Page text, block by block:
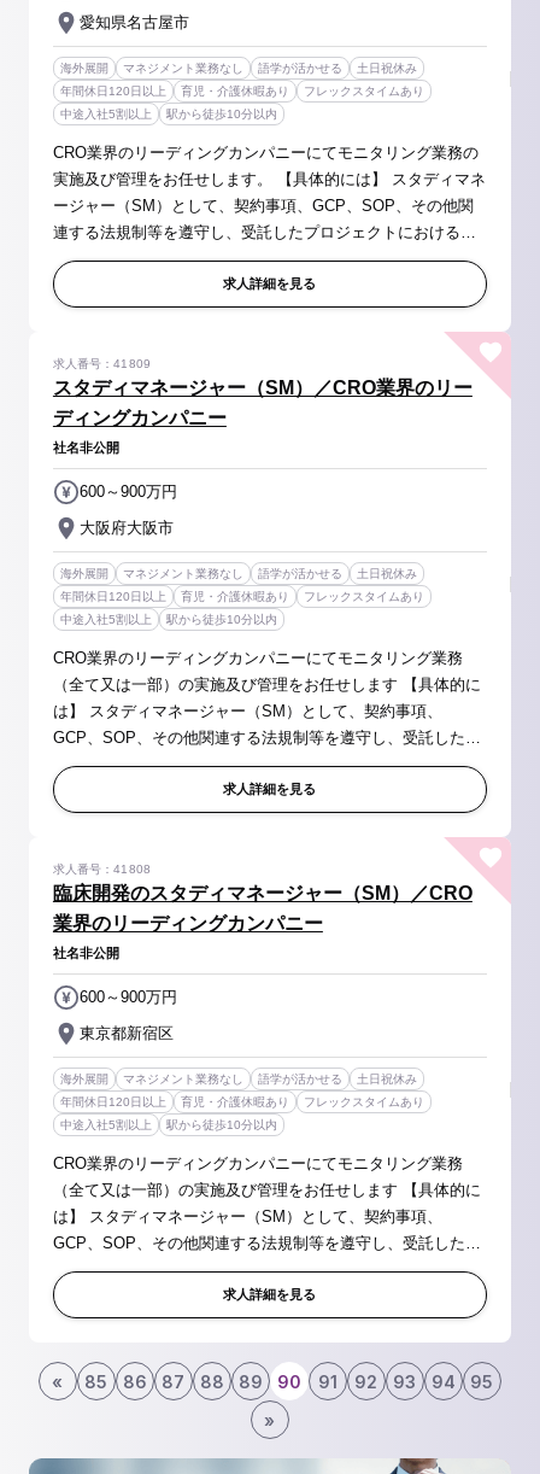
愛知県名古屋市
海外展開 マネジメント業務なし 語学が活かせる
土日祝休み
年間休日120日以上
育児・介護休暇あり
フレックスタイムあり
中途入社5割以上
駅から徒歩10分以内
CRO業界のリーディングカンパニーにてモニタリング業務の
実施及び管理をお任せします。 【具体的には】 スタディマネ
ージャー（SM）として、契約事項、GCP、SOP、その他関
連する法規制等を遵守し、受託したプロジェクトにおけるモ
ニタリング業務全般の実施、またその業務全般の管理を行う
責務を担っていただきます。...求人詳細を見る
スタディマネージャー（SM）／CRO業界のリー
ディングカンパニー
求人番号：41809
社名非公開
大阪府大阪市
600～900万円
海外展開 マネジメント業務なし 語学が活かせる
土日祝休み
年間休日120日以上
育児・介護休暇あり
フレックスタイムあり
中途入社5割以上
駅から徒歩10分以内
CRO業界のリーディングカンパニーにてモニタリング業務
（全て又は一部）の実施及び管理をお任せします 【具体的に
は】 スタディマネージャー（SM）として、契約事項、
GCP、SOP、その他関連する法規制等を遵守し、受託したプ
ロジェクトにおけるモニタリング業務全般の実施、またその
業務全般の管理を行う責務を担って...
求人詳細を見る
臨床開発のスタディマネージャー（SM）／CRO
業界のリーディングカンパニー
求人番号：41808
社名非公開
東京都新宿区
600～900万円
海外展開 マネジメント業務なし 語学が活かせる
土日祝休み
年間休日120日以上
育児・介護休暇あり
フレックスタイムあり
中途入社5割以上
駅から徒歩10分以内
CRO業界のリーディングカンパニーにてモニタリング業務
（全て又は一部）の実施及び管理をお任せします 【具体的に
は】 スタディマネージャー（SM）として、契約事項、
GCP、SOP、その他関連する法規制等を遵守し、受託したプ
ロジェクトにおけるモニタリング業務全般の実施、またその
業務全般の管理を行う責務を担って...
求人詳細を見る
« 85 86 87 88 89 90 91 92 93 94
95
»